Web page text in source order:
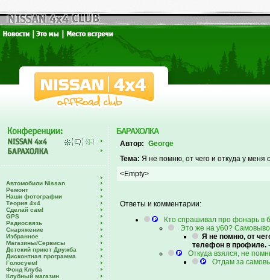
Автомобили Nissan
Ремонт
Наши фотографии
Теория 4х4
Сделай сам!
GPS
Радиосвязь
Снаряжение
Избранное
Магазины/Сервисы
Детский приют Дружба
Дисконтная программа
Голосуем!
Фонд Клуба
Клубный магазин
БАРАХОЛКА
Автор: George
Тема: Я не помню, от чего и откуда у
<Empty>
Ответы и комментарии:
Кто спрашивал про фонарь в
Это же на у60?
Я не помню, от
телефон в профиле.
Откуда взялся, не
Отдам за